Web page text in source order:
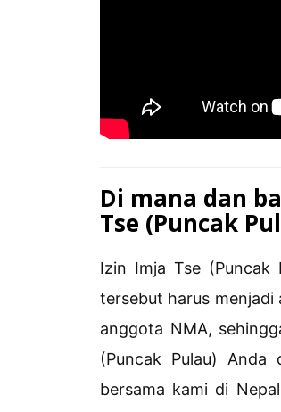
Di mana dan
Tse (Puncak
Izin Imja Tse (Puncak
tersebut harus menjadi
anggota NMA,
(Puncak Pulau)
bersama kami di